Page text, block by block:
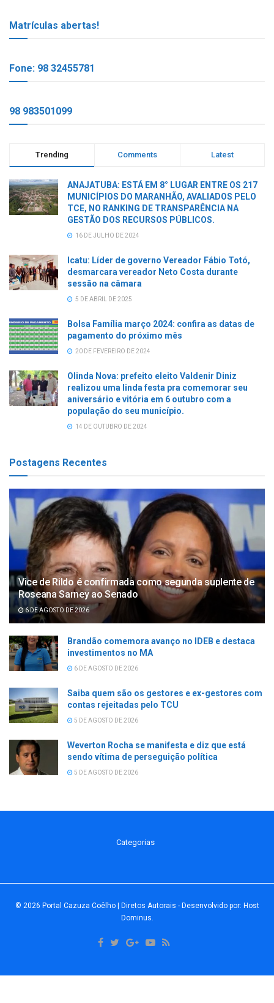
Matrículas abertas!
Fone: 98 32455781
98 983501099
Trending Comments Latest
ANAJATUBA: ESTÁ EM 8° LUGAR ENTRE OS 217
MUNICÍPIOS DO MARANHÃO, AVALIADOS PELO
TCE, NO RANKING DE TRANSPARÊNCIA NA
GESTÃO DOS RECURSOS PÚBLICOS.
16 DE JULHO DE 2024
Icatu: Líder de governo Vereador Fábio Totó,
desmarcara vereador Neto Costa durante
sessão na câmara
5 DE ABRIL DE 2025
Bolsa Família março 2024: confira as datas de
pagamento do próximo mês
20 DE FEVEREIRO DE 2024
Olinda Nova: prefeito eleito Valdenir Diniz
realizou uma linda festa pra comemorar seu
aniversário e vitória em 6 outubro com a
população do seu município.
14 DE OUTUBRO DE 2024
Postagens Recentes
Vice de Rildo é confirmada como segunda suplente de
Roseana Sarney ao Senado
6 DE AGOSTO DE 2026
Brandão comemora avanço no IDEB e destaca
investimentos no MA
6 DE AGOSTO DE 2026
Saiba quem são os gestores e ex-gestores com
contas rejeitadas pelo TCU
5 DE AGOSTO DE 2026
Weverton Rocha se manifesta e diz que está
sendo vítima de perseguição política
5 DE AGOSTO DE 2026
Categorias
© 2026 Portal Cazuza Coêlho | Diretos Autorais - Desenvolvido por: Host
Dominus.